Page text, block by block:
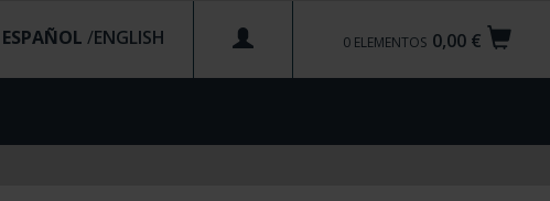
0,00 €
0 ELEMENTOS
ESPAÑOL /